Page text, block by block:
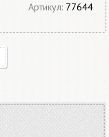
Артикул: 77644